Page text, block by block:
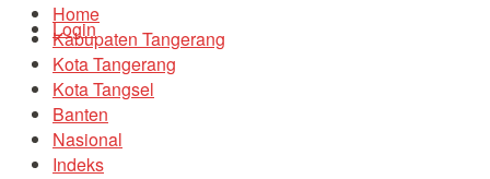
Login
Home
Kabupaten Tangerang
Kota Tangerang
Kota Tangsel
Banten
Nasional
Indeks